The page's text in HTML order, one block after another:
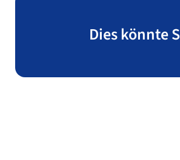
Dies könnte